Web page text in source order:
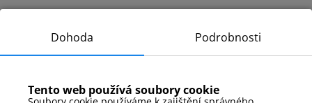
Dohoda Podrobnosti
Tento web používá soubory cookie